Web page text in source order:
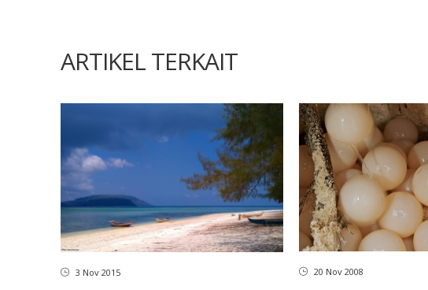
ARTIKEL TERKAIT
3 Nov 2015 20 Nov 2008